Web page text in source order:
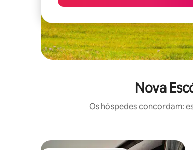
Nova
Os hóspedes concordam: